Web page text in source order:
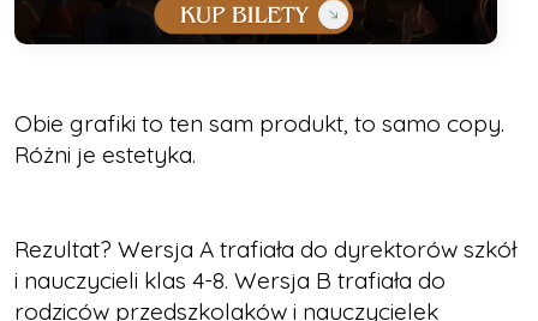
Obie grafiki to ten sam produkt, to samo copy.
Różni je estetyka.
Rezultat? Wersja A trafiała do dyrektorów szkół
i nauczycieli klas 4-8. Wersja B trafiała do
rodziców przedszkolaków i nauczycielek